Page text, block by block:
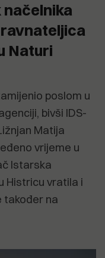
načelnika
Naturi
poslom u
bivši IDS-
Matija
vrijeme u
Istarska
Histricu vratila i
također na